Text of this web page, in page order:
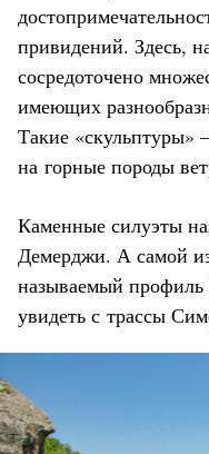
привидений. Здесь,
сосредоточено
имеющих
Такие «скульптуры»
на горные породы
Каменные силуэты
Демерджи. А самой
называемый
увидеть с трассы